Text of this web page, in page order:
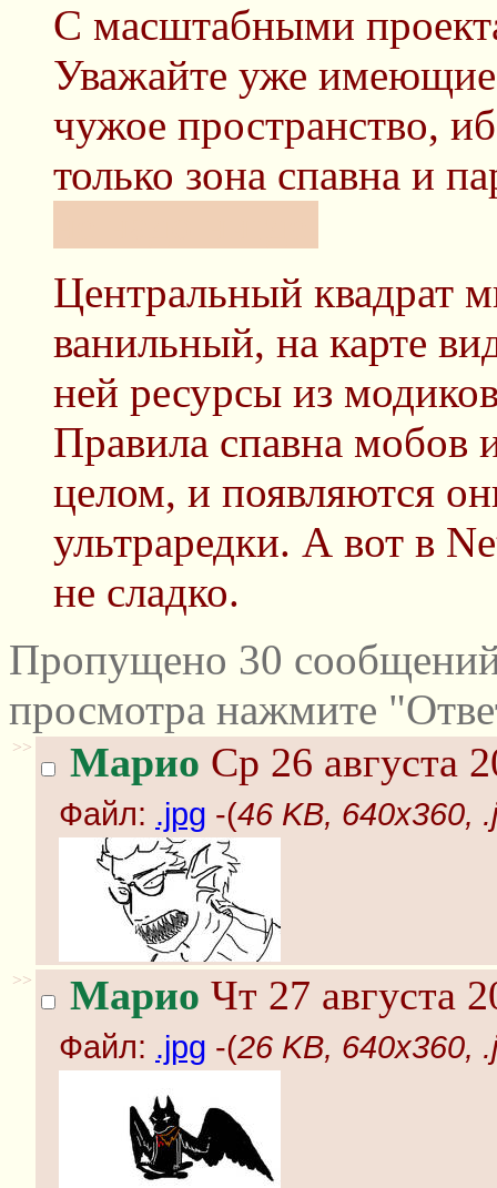
С масштабными
Уважайте уже
чужое пространство,
только зона спавна и
Центральный квадрат
ванильный, на карте
ней ресурсы из
Правила спавна
целом, и появляются
ультраредки. А вот в
не сладко.
Пропущено 30
просмотра нажмите
>> Марио Ср 26 августа
Файл: .jpg -(46 KB, 640x360,
>> Марио Чт 27 августа
Файл: .jpg -(26 KB, 640x360,